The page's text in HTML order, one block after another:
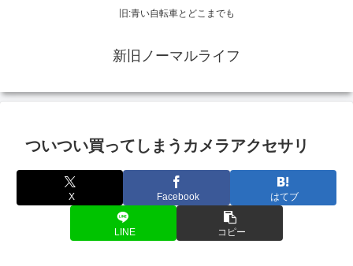
旧:青い自転車とどこまでも
新旧ノーマルライフ
ついつい買ってしまうカメラアクセサリ
X Facebook はてブ
LINE コピー